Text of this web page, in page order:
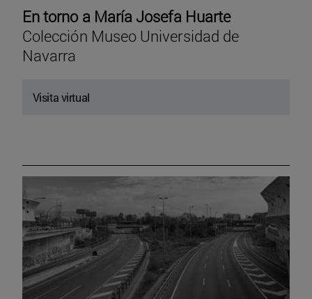
En torno a María Josefa Huarte
Colección Museo Universidad de
Navarra
Visita virtual